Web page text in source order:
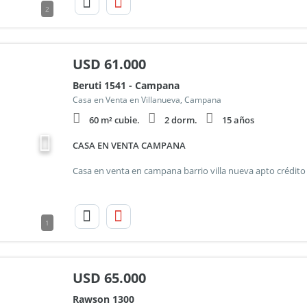
2
1
USD 61.000
Beruti 1541 - Campana
Casa en Venta en Villanueva, Campana
60 m² cubie. 2 dorm. 15 años
CASA EN VENTA CAMPANA
USD 65.000
Rawson 1300